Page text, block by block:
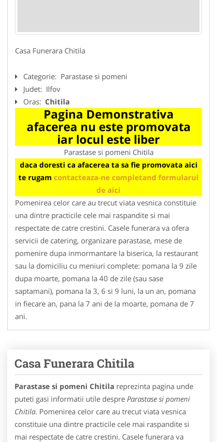
Casa Funerara Chitila
Categorie: Parastase si pomeni
Judet: Ilfov
Oras: Chitila
Pagina Demonstrativa
afacerea nu este promovata
iar locul este liber
Parastase si pomeni Chitila
daca doresti ca afacerea ta sa fie promovata aici
te rugam contacteaza-ne completand formularul
de aici
Pomenirea celor care au trecut viata vesnica constituie
una dintre practicile cele mai raspandite si mai
respectate de catre crestini. Casele funerara va ofera
servicii de catering, organizare parastase, mese de
pomenire dupa inmormantare la biserica, la restaurant
sau la domiciliu cu meniuri complete: pomana la 9 zile
dupa moarte, pomana la 40 de zile (sau sase
saptamani), pomana la 3, 6 si 9 luni, la un an, pomana
in fiecare an, pana la 7 ani de la moarte, pomana de 7
ani.
Casa Funerara Chitila
Parastase si pomeni Chitila reprezinta pagina unde
puteti gasi informatii utile despre Parastase si pomeni
Chitila. Pomenirea celor care au trecut viata vesnica
constituie una dintre practicile cele mai raspandite si
mai respectate de catre crestini. Casele funerara va